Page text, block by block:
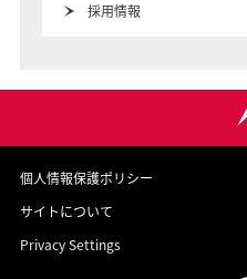
採用情報
個人情報保護ポリシー
サイトについて
Privacy Settings